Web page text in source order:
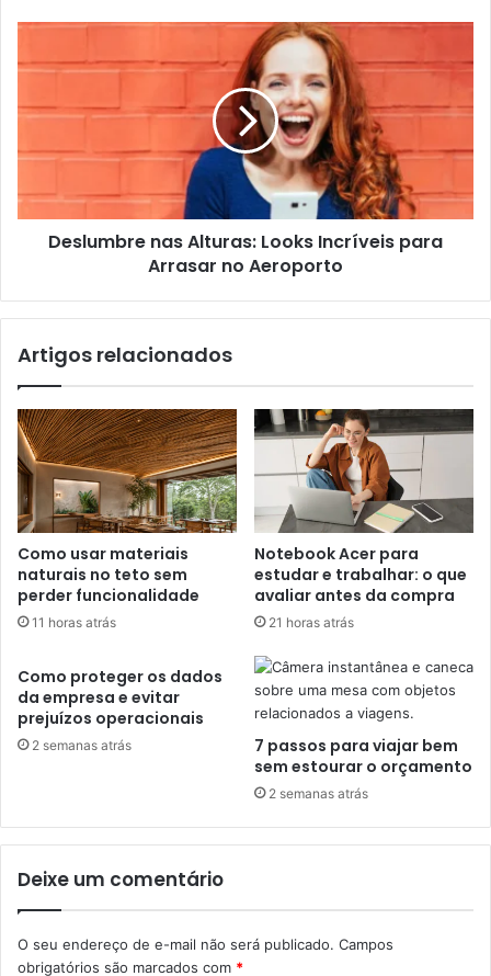
Deslumbre nas Alturas: Looks Incríveis para
Arrasar no Aeroporto
Artigos relacionados
Como usar materiais
naturais no teto sem
perder funcionalidade
11 horas atrás
Notebook Acer para
estudar e trabalhar: o que
avaliar antes da compra
21 horas atrás
Como proteger os dados
da empresa e evitar
prejuízos operacionais
2 semanas atrás
7 passos para viajar bem
sem estourar o orçamento
2 semanas atrás
Deixe um comentário
O seu endereço de e-mail não será publicado. Campos
obrigatórios são marcados com *